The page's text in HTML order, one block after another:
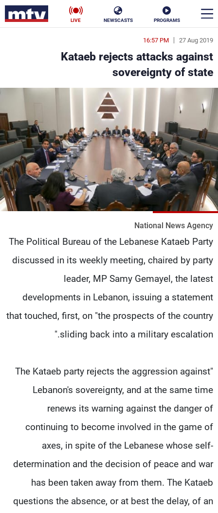
PROGRAMS
NEWSCASTS
LIVE
27 Aug 2019
16:57 PM
Kataeb rejects attacks against
sovereignty of state
National News Agency
The Political Bureau of the Lebanese Kataeb Party
discussed in its weekly meeting, chaired by party
leader, MP Samy Gemayel, the latest
developments in Lebanon, issuing a statement
that touched, first, on "the prospects of the country
sliding back into a military escalation."
"The Kataeb party rejects the aggression against
Lebanon's sovereignty, and at the same time
renews its warning against the danger of
continuing to become involved in the game of
axes, in spite of the Lebanese whose self-
determination and the decision of peace and war
has been taken away from them. The Kataeb
questions the absence, or at best the delay, of an
en
الأخبار
سياسة ناس
إقتصاد فن
منوعات رياضة
كأس العالم
البرامج
جدول البرامج
شاهد البرامج
الترددات
الإنـتـاج
لاعلاناتكم
وظائف
تواصل معنا
شروط الإسـتخدام